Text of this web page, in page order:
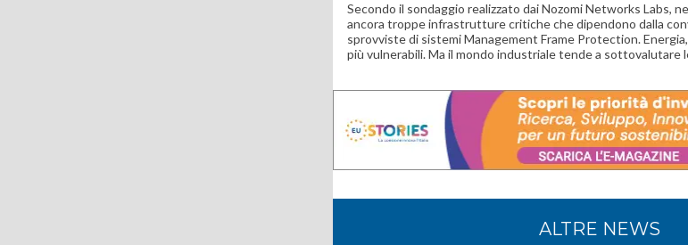
Secondo il sondaggio realizzato dai Nozomi Networks Labs,
ancora troppe infrastrutture critiche che dipendono dalla
sprovviste di sistemi Management Frame Protection.
più vulnerabili. Ma il mondo industriale tende a sottovalutare
ALTRE NEWS